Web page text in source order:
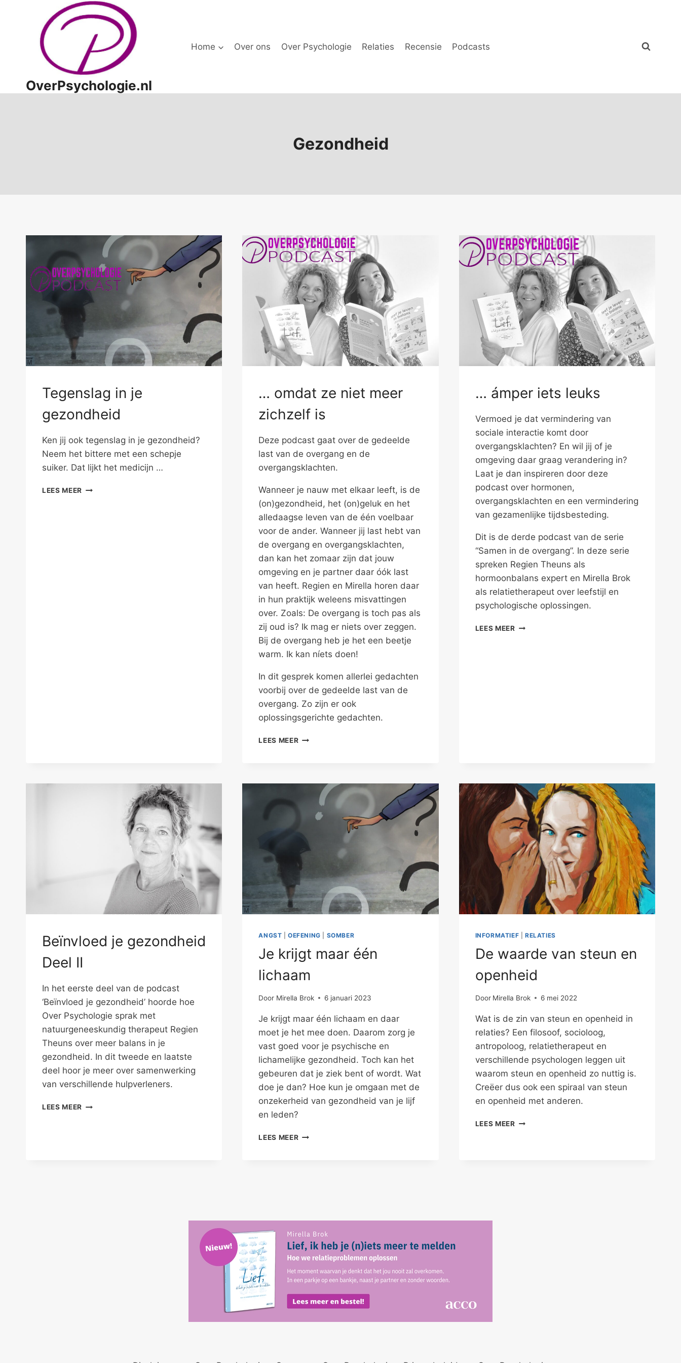
OverPsychologie.nl
Home Over ons Over Psychologie Relaties Recensie Podcasts
Gezondheid
Tegenslag in je
gezondheid
Ken jij ook tegenslag in je gezondheid?
Neem het bittere met een schepje
suiker. Dat lijkt het medicijn …
LEES MEER TEGENSLAG
… omdat ze niet meer
zichzelf is
Deze podcast gaat over de gedeelde
last van de overgang en de
overgangsklachten.
Wanneer je nauw met elkaar leeft, is de
(on)gezondheid, het (on)geluk en het
alledaagse leven van de één voelbaar
voor de ander. Wanneer jij last hebt van
de overgang en overgangsklachten,
dan kan het zomaar zijn dat jouw
omgeving en je partner daar óók last
van heeft. Regien en Mirella horen daar
in hun praktijk weleens misvattingen
over. Zoals: De overgang is toch pas als
zij oud is? Ik mag er niets over zeggen.
Bij de overgang heb je het een beetje
warm. Ik kan níets doen!
In dit gesprek komen allerlei gedachten
voorbij over de gedeelde last van de
overgang. Zo zijn er ook
oplossingsgerichte gedachten.
LEES MEER…
ZICHZELF
… ámper iets leuks
Vermoed je dat vermindering van
sociale interactie komt door
overgangsklachten? En wil jij of je
omgeving daar graag verandering in?
Laat je dan inspireren door deze
podcast over hormonen,
overgangsklachten en een vermindering
van gezamenlijke tijdsbesteding.
Dit is de derde podcast van de serie
“Samen in de overgang”. In deze serie
spreken Regien Theuns als
hormoonbalans expert en Mirella Brok
als relatietherapeut over leefstijl en
psychologische oplossingen.
LEES MEER…
Beïnvloed je gezondheid
Deel II
In het eerste deel van de podcast
‘Beïnvloed je gezondheid’ hoorde hoe
Over Psychologie sprak met
natuurgeneeskundig therapeut Regien
Theuns over meer balans in je
gezondheid. In dit tweede en laatste
deel hoor je meer over samenwerking
van verschillende hulpverleners.
LEES MEER BEÏNVLOED
ANGST |OEFENING SOMBER
Je krijgt maar één
lichaam
Door Mirella Brok 6 januari 2023
Je krijgt maar één lichaam en daar
moet je het mee doen. Daarom zorg je
vast goed voor je psychische en
lichamelijke gezondheid. Toch kan het
gebeuren dat je ziek bent of wordt. Wat
doe je dan? Hoe kun je omgaan met de
onzekerheid van gezondheid van je lijf
en leden?
LEES MEERJE
INFORMATIEF RELATIES
De waarde van steun en
openheid
Door Mirella Brok 6 mei 2022
Wat is de zin van steun en openheid in
relaties? Een filosoof, socioloog,
antropoloog, relatietherapeut en
verschillende psychologen leggen uit
waarom steun en openheid zo nuttig is.
Creëer dus ook een spiraal van steun
en openheid met anderen.
LEES MEERDE